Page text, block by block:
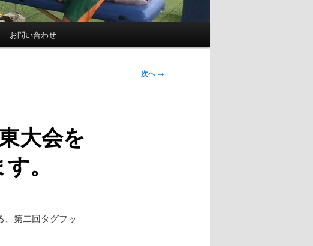
お問い合わせ
次へ→
大会を
。
、第二回タグフッ